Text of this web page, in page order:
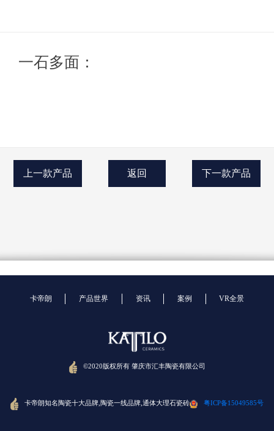
一石多面：
上一款产品 返回 下一款产品
卡帝朗 产品世界 资讯 案例 VR全景
©2020版权所有 肇庆市汇丰陶瓷有限公司
卡帝朗知名陶瓷十大品牌,陶瓷一线品牌,通体大理石瓷砖 粤ICP备15049585号